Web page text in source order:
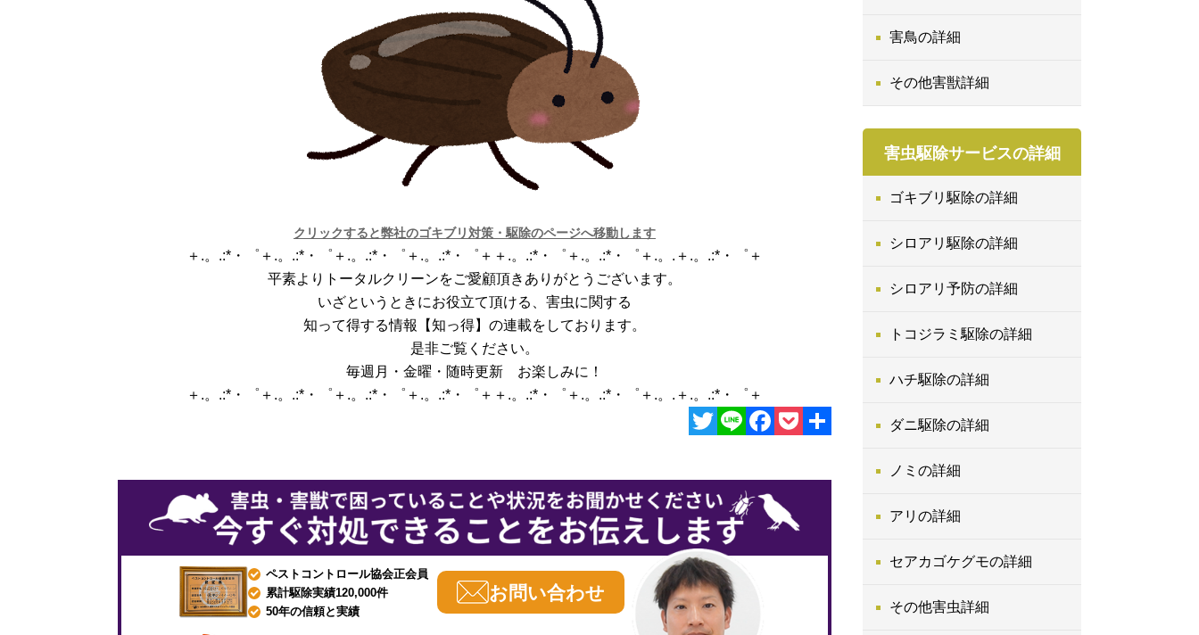
クリックすると弊社のゴキブリ対策・駆除のページへ移動します
＋.。.:*・゜＋.。.:*・゜＋.。.:*・゜＋.。.:*・゜＋＋.。.:*・゜＋.。.:*・゜＋.。.＋.。.:*・゜＋
平素よりトータルクリーンをご愛顧頂きありがとうございます。
いざというときにお役立て頂ける、害虫に関する
知って得する情報【知っ得】の連載をしております。
是非ご覧ください。
毎週月・金曜・随時更新 お楽しみに！
＋.。.:*・゜＋.。.:*・゜＋.。.:*・゜＋.。.:*・゜＋＋.。.:*・゜＋.。.:*・゜＋.。.＋.。.:*・゜＋
ペストコントロール協会正会員
累計駆除実績120,000件
50年の信頼と実績
お問い合わせ
害鳥の詳細
その他害獣詳細
害虫駆除サービスの詳細
ゴキブリ駆除の詳細
シロアリ駆除の詳細
シロアリ予防の詳細
トコジラミ駆除の詳細
ハチ駆除の詳細
ダニ駆除の詳細
ノミの詳細
アリの詳細
セアカゴケグモの詳細
その他害虫詳細